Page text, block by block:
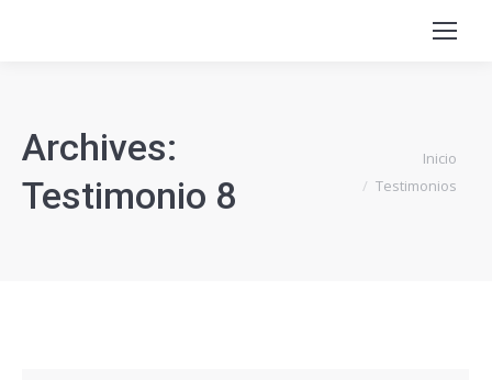
Archives:
Testimonio 8
Inicio
Testimonios